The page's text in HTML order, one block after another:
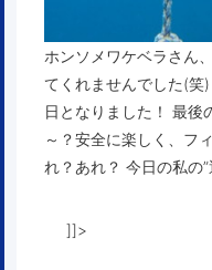
ホンソメワケベラさ
てくれませんでした(
日となりました！ 最後
～？安全に楽しく、
れ？あれ？ 今日の私の
]]>